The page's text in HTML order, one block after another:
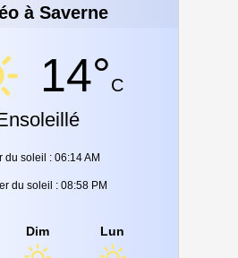
à Saverne
14°C
du soleil : 06:14 AM
du soleil : 08:58 PM
Dim Lun